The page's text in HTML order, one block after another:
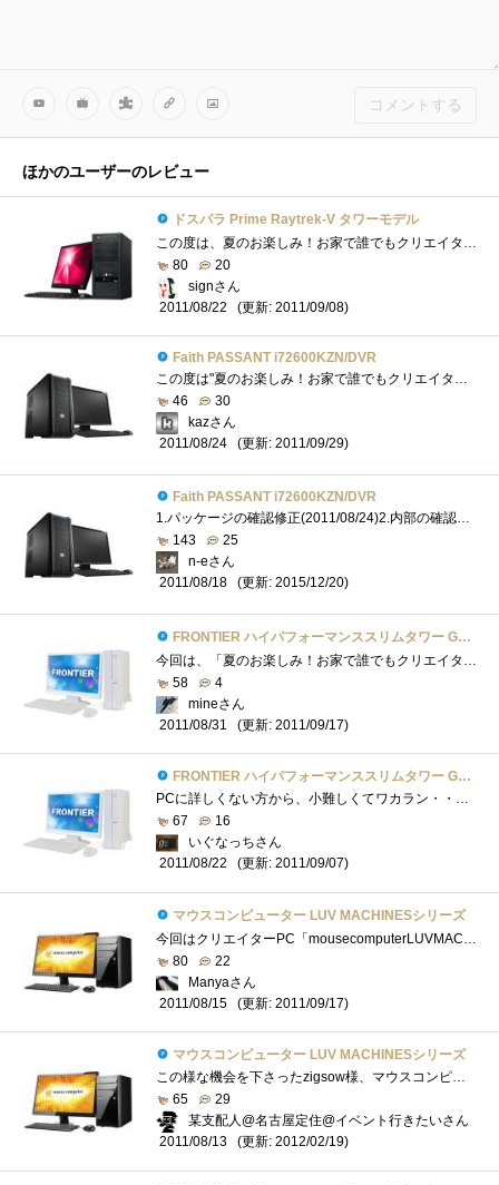
コメントする
ほかのユーザーのレビュー
ドスパラ Prime Raytrek-V タワーモデル
この度は、夏のお楽しみ！お家で誰でもクリエイター！のレビューアーに選出していただきzigsow様、DOSPARA様、COREL様、企画協力のインテル様あり�...
80
20
signさん
2011/08/22
(更新: 2011/09/08)
Faith PASSANT i72600KZN/DVR
この度は"夏のお楽しみ！お家で誰でもクリエイター！"プレミアムレビューの機会を賜りまして、誠にありがとうございます。zigsow株式会�...
46
30
kazさん
2011/08/24
(更新: 2011/09/29)
Faith PASSANT i72600KZN/DVR
1.パッケージの確認修正(2011/08/24)2.内部の確認修正(2011/09/05)3.パーツの確認修正(2011/09/05)4.動作の確認5.ベンチマークテスト追記(2012/04/14)6.ケースの�...
143
25
n-eさん
2011/08/18
(更新: 2015/12/20)
FRONTIER ハイパフォーマンススリムタワー GSシリーズ
今回は、「夏のお楽しみ！お家で誰でもクリエイター！」のレビューアーに選出して頂きました。ありがとうございます。まともに写真を弄るの�...
58
4
mineさん
2011/08/31
(更新: 2011/09/17)
FRONTIER ハイパフォーマンススリムタワー GSシリーズ
PCに詳しくない方から、小難しくてワカラン・・・とご指摘いただいたので、思い切ってシンプルな表現に修正してみました。■もくじ■・設置と...
67
16
いぐなっちさん
2011/08/22
(更新: 2011/09/07)
マウスコンピューター LUV MACHINESシリーズ
今回はクリエイターPC「mousecomputerLUVMACHINESLm-i740K」のプレミアムレビューになります。zigsow様、mousecomputer様、COREL様、並びに関係者の皆様、このよ�...
80
22
Manyaさん
2011/08/15
(更新: 2011/09/17)
マウスコンピューター LUV MACHINESシリーズ
この様な機会を下さったzigsow様、マウスコンピューター様、COREL様、プレミアムレビュー関係者の皆々様、心より感謝申し上げますm(__)m見づらい部...
65
29
某支配人@名古屋定住@イベント行きたいさん
2011/08/13
(更新: 2012/02/19)